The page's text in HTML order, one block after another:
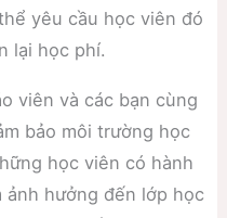
yêu cầu học viên đó
lại học phí.
viên và các bạn cùng
bảo môi trường học
học viên có hành
ảnh hưởng đến lớp học